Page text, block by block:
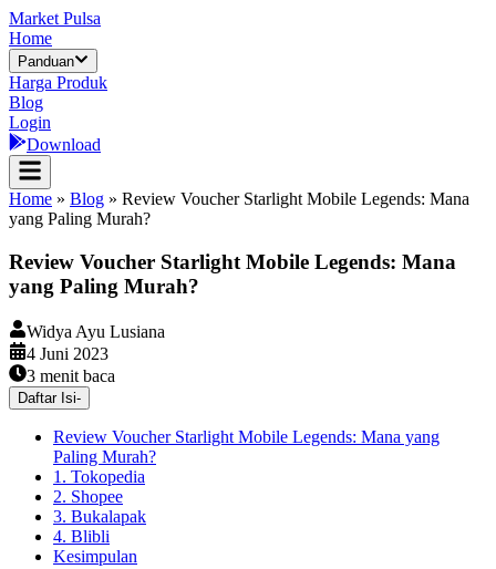
Market Pulsa
Home
Panduan
Harga Produk
Blog
Login
Download
Home » Blog » Review Voucher Starlight Mobile Legends: Mana
yang Paling Murah?
Review Voucher Starlight Mobile Legends: Mana
yang Paling Murah?
Widya Ayu Lusiana
4 Juni 2023
3 menit baca
Daftar Isi-
Review Voucher Starlight Mobile Legends: Mana yang
Paling Murah?
1. Tokopedia
2. Shopee
3. Bukalapak
4. Blibli
Kesimpulan